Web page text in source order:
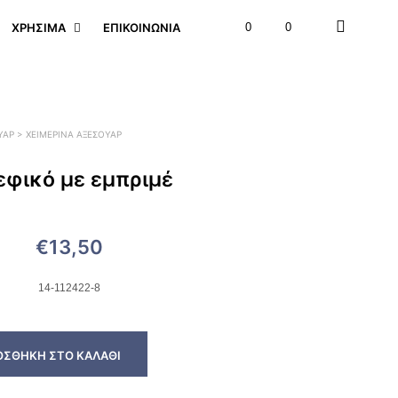
ΧΡΉΣΙΜΑ ΕΠΙΚΟΙΝΩΝΊΑ 0 0
> ΧΕΙΜΕΡΙΝΆ ΑΞΕΣΟΥΆΡ
με εμπριμέ
€13,50
14-112422-8
ΣΤΟ ΚΑΛΆΘΙ